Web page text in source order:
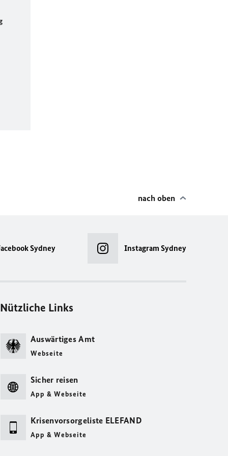
nach oben
Sydney Instagram Sydney
Nützliche Links
Auswärtiges Amt
Webseite
Sicher reisen
App & Webseite
Krisenvorsorgeliste ELEFAND
App & Webseite